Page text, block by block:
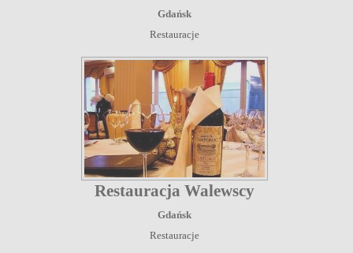
Gdańsk
Restauracje
Restauracja Walewscy
Gdańsk
Restauracje